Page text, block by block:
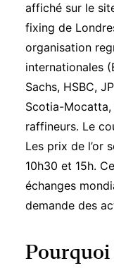
affiché sur le
fixing de
organisation
internationales
Sachs, HSBC,
Scotia-
raffineurs. Le
Les prix de l’or
10h30 et 15h.
échanges
demande des
Pourquoi